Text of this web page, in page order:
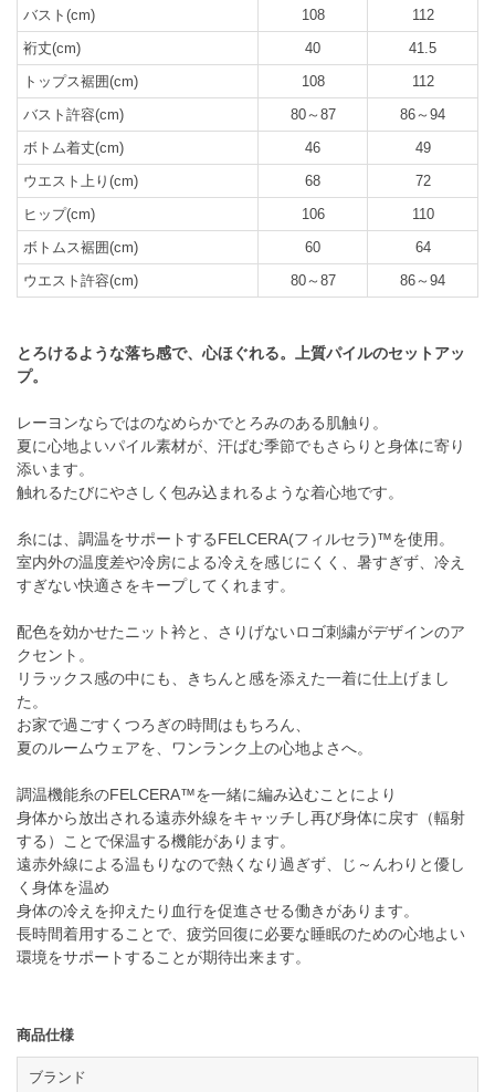
バスト(cm)
108
112
裄丈(cm)
40
41.5
トップス裾囲(cm)
108
112
バスト許容(cm)
80～87
86～94
ボトム着丈(cm)
46
49
ウエスト上り(cm)
68
72
ヒップ(cm)
106
110
ボトムス裾囲(cm)
60
64
ウエスト許容(cm)
80～87 86～94
とろけるような落ち感で、心ほぐれる。上質パイルのセットアッ
プ。
レーヨンならではのなめらかでとろみのある肌触り。
夏に心地よいパイル素材が、汗ばむ季節でもさらりと身体に寄り
添います。
触れるたびにやさしく包み込まれるような着心地です。
糸には、調温をサポートするFELCERA(フィルセラ)™を使用。
室内外の温度差や冷房による冷えを感じにくく、暑すぎず、冷え
すぎない快適さをキープしてくれます。
配色を効かせたニット衿と、さりげないロゴ刺繍がデザインのア
クセント。
リラックス感の中にも、きちんと感を添えた一着に仕上げまし
た。
お家で過ごすくつろぎの時間はもちろん、
夏のルームウェアを、ワンランク上の心地よさへ。
調温機能糸のFELCERA™を一緒に編み込むことにより
身体から放出される遠赤外線をキャッチし再び身体に戻す（輻射
する）ことで保温する機能があります。
遠赤外線による温もりなので熱くなり過ぎず、じ～んわりと優し
く身体を温め
身体の冷えを抑えたり血行を促進させる働きがあります。
長時間着用することで、疲労回復に必要な睡眠のための心地よい
環境をサポートすることが期待出来ます。
商品仕様
ブランド